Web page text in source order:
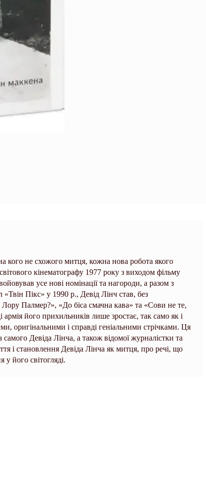
кого не схожого митця, кожна нова робота якого
кінематографу 1977 року з виходом фільму
усе нові номінації та нагороди, а разом з
Пікс» у 1990 р., Девід Лінч став, без
Палмер?», «До біса смачна кава» та «Сови не те,
його прихильників лише зростає, так само як і
оригінальними і справді геніальними стрічками. Ця
Девіда Лінча, а також відомої журналістки та
і становлення Девіда Лінча як митця, про речі, що
його світогляді.